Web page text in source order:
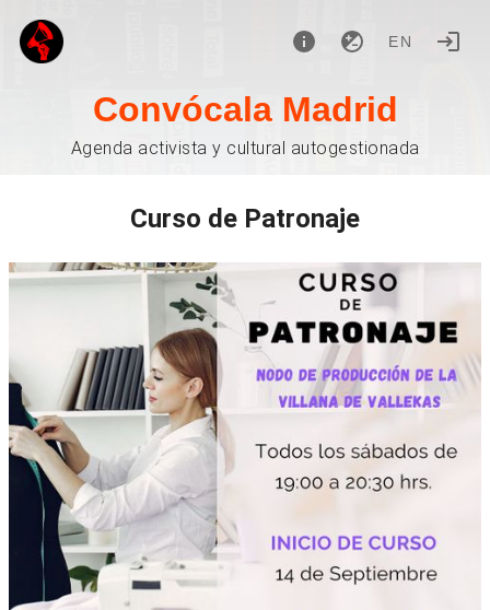
EN
Convócala Madrid
Agenda activista y cultural autogestionada
Curso de Patronaje